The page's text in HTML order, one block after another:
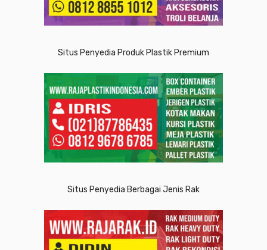
Situs Penyedia Produk Plastik Premium
Situs Penyedia Berbagai Jenis Rak